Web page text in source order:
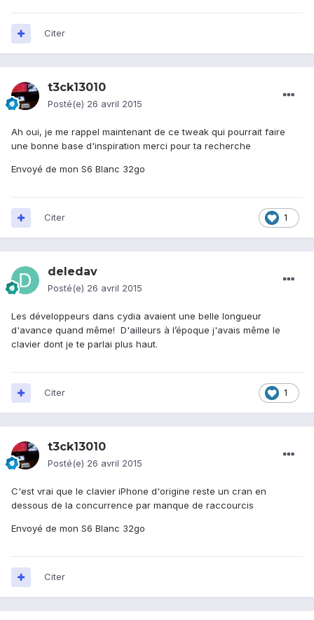
Citer
t3ck13010
Posté(e) 26 avril 2015
Ah oui, je me rappel maintenant de ce tweak qui pourrait faire
une bonne base d'inspiration merci pour ta recherche
Envoyé de mon S6 Blanc 32go
1
Citer
deledav
Posté(e) 26 avril 2015
Les développeurs dans cydia avaient une belle longueur
d'avance quand même! D'ailleurs à l’époque j'avais même le
clavier dont je te parlai plus haut.
1
Citer
t3ck13010
Posté(e) 26 avril 2015
C'est vrai que le clavier iPhone d'origine reste un cran en
dessous de la concurrence par manque de raccourcis
Envoyé de mon S6 Blanc 32go
Citer